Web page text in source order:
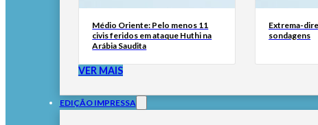
Médio Oriente: Pelo menos 11
civis feridos em ataque Huthi na
Arábia Saudita
Extrema-
sondagens
VER MAIS
EDIÇÃO IMPRESSA